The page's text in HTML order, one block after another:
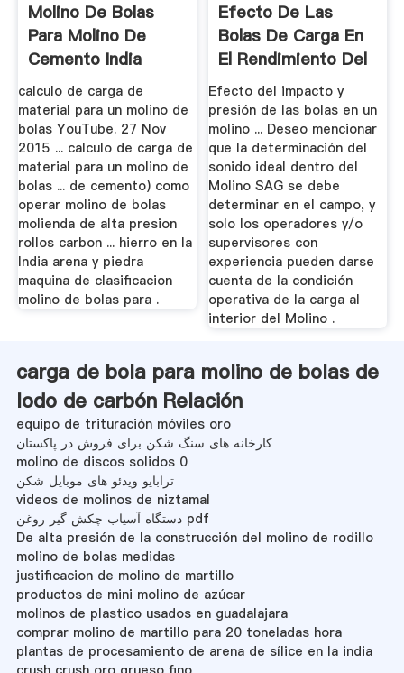
Molino De Bolas
Para Molino De
Cemento India
calculo de carga de
material para un molino de
bolas YouTube. 27 Nov
2015 ... calculo de carga de
material para un molino de
bolas ... de cemento) como
operar molino de bolas
molienda de alta presion
rollos carbon ... hierro en la
India arena y piedra
maquina de clasificacion
molino de bolas para .
Efecto De Las
Bolas De Carga En
El Rendimiento Del
Molino Sag
Efecto del impacto y
presión de las bolas en un
molino ... Deseo mencionar
que la determinación del
sonido ideal dentro del
Molino SAG se debe
determinar en el campo, y
solo los operadores y/o
supervisores con
experiencia pueden darse
cuenta de la condición
operativa de la carga al
interior del Molino .
carga de bola para molino de bolas de
lodo de carbón Relación
equipo de trituración móviles oro
کارخانه های سنگ شکن برای فروش در پاکستان
molino de discos solidos 0
ترابایو ویدئو های موبایل شکن
videos de molinos de niztamal
دستگاه آسیاب چکش گیر روغن pdf
De alta presión de la construcción del molino de rodillo
molino de bolas medidas
justificacion de molino de martillo
productos de mini molino de azúcar
molinos de plastico usados en guadalajara
comprar molino de martillo para 20 toneladas hora
plantas de procesamiento de arena de sílice en la india